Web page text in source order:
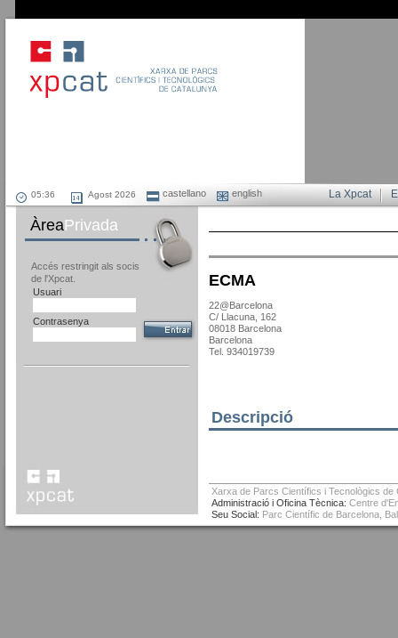
Agost 2026 castellano english La Xpcat
ÀreaPrivada
Accés restringit als socis
de l'Xpcat.
Usuari
Contrasenya
ECMA
22@Barcelona
C/ Llacuna, 162
08018 Barcelona
Barcelona
Tel. 934019739
Descripció
Xarxa de Parcs Científics i Tecnològics
Administració i Oficina Tècnica: Centre
Seu Social: Parc Científic de Barcelona,